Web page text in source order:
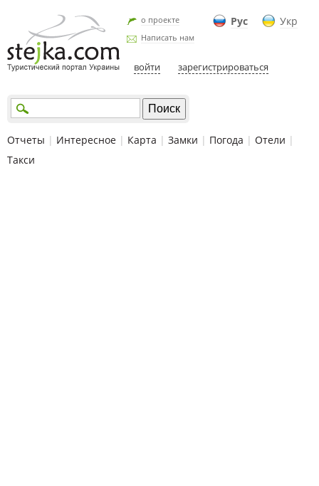
Рус Укр
о проекте
Написать нам
войти зарегистрироваться
Отчеты | Интересное | Карта | Замки | Погода | Отели |
Такси